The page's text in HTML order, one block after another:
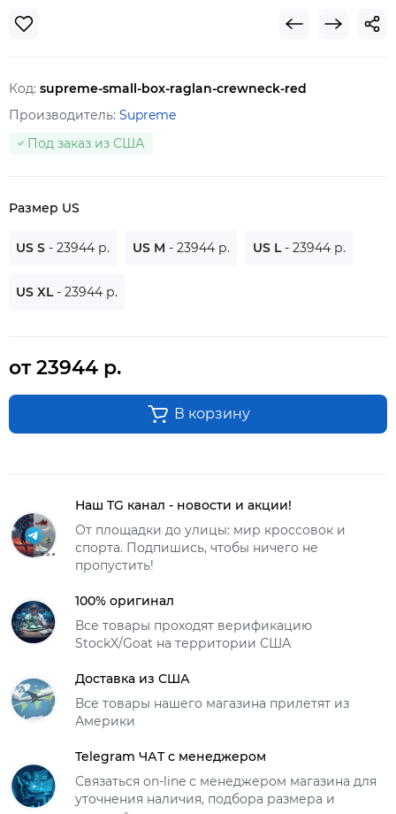
Код: supreme-small-box-raglan-crewneck-red
Производитель: Supreme
Под заказ из США
Размер US
US S - 23944 р. US M - 23944 р. US L- 23944 р.
US XL- 23944 р.
от 23944 р.
В корзину
Наш TG канал - новости и акции!
От площадки до улицы: мир кроссовок и
спорта. Подпишись, чтобы ничего не
пропустить!
100% оригинал
Все товары проходят верификацию
StockX/Goat на территории США
Доставка из США
Все товары нашего магазина прилетят из
Америки
Telegram ЧАТ с менеджером
Связаться on-line с менеджером магазина для
уточнения наличия, подбора размера и